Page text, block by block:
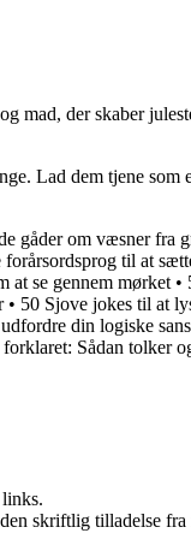
mad, der skaber
Lad dem tjene
gåder om væsner fra
forårsordsprog til at
at se gennem mørket •
• 50 Sjove jokes til at
din logiske sans
Sådan tolker
skriftlig tilladelse fra